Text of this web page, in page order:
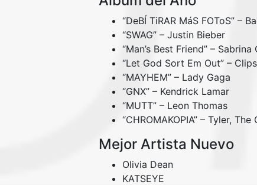
“DeBÍ TiRAR MáS FOToS” –
“SWAG” – Justin Bieber
“Man’s Best Friend” –
“Let God Sort Em Out” –
“MAYHEM” – Lady Gaga
“GNX” – Kendrick Lamar
“MUTT” – Leon Thomas
“CHROMAKOPIA” – Tyler,
Mejor Artista Nuevo
Olivia Dean
KATSEYE